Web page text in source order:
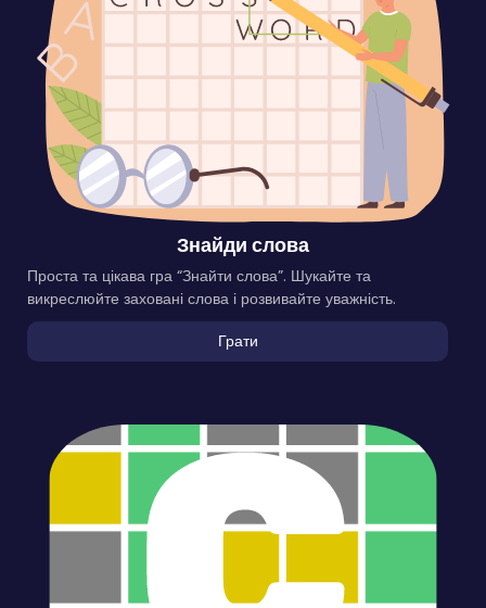
Знайди слова
Проста та цікава гра “Знайти слова”. Шукайте та
викреслюйте заховані слова і розвивайте уважність.
Грати